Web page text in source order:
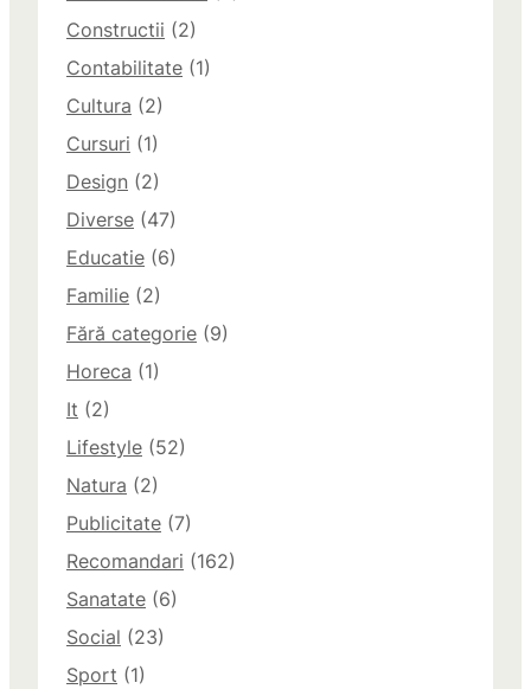
Constructii (2)
Contabilitate (1)
Cultura (2)
Cursuri (1)
Design (2)
Diverse (47)
Educatie (6)
Familie (2)
Fără categorie (9)
Horeca (1)
It (2)
Lifestyle (52)
Natura (2)
Publicitate (7)
Recomandari (162)
Sanatate (6)
Social (23)
Sport (1)